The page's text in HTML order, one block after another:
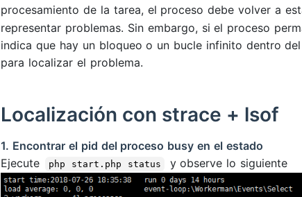
procesamiento de la tarea, el proceso debe volver a
representar problemas. Sin embargo, si el proceso
indica que hay un bloqueo o un bucle infinito dentro
para localizar el problema.
Localización con strace + lsof
1. Encontrar el pid del proceso busy en el estado
Ejecute
php start.php status y observe lo siguiente